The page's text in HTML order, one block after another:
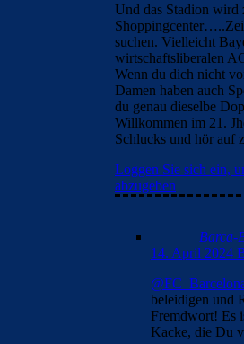
Und das Stadion wird
suchen. Vielleicht
wirtschaftsliberalen
Wenn du dich nicht
Damen haben auch
du genau dieselbe
Willkommen im 21.
Schlucks und hör auf
Loggen Sie sich ein,
abzugeben
Barca-
14. April 2024
beleidigen und
Fremdwort! Es
Kacke, die Du